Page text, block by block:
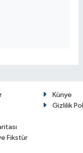
Fikstür
Künye
Gizlilik